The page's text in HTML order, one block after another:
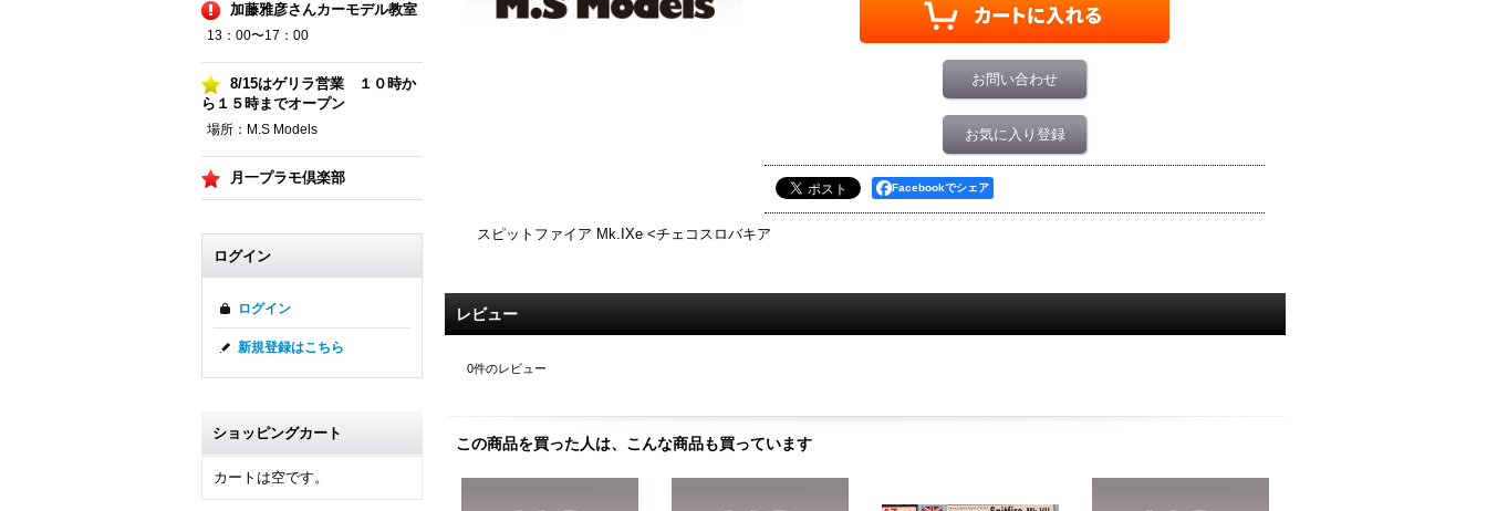
加藤雅彦さんカーモデル教室
13：00〜17：00
8/15はゲリラ営業 １０時か
ら１５時までオープン
場所：M.S Models
月一プラモ倶楽部
ログイン
ログイン
新規登録はこちら
ショッピングカート
カートは空です。
お問い合わせ
お気に入り登録
Facebookでシェア
スピットファイア Mk.IXe <チェコスロバキア
レビュー
0件のレビュー
この商品を買った人は、こんな商品も買っています